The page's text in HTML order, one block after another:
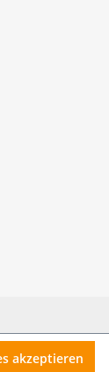
akzeptieren